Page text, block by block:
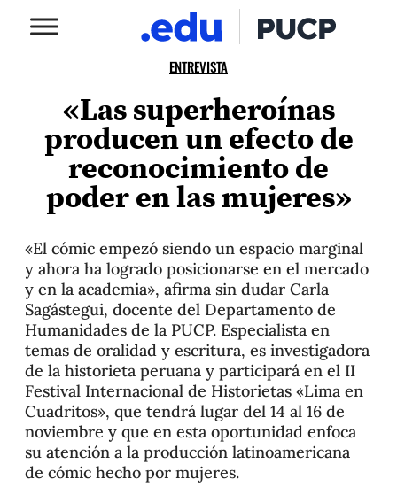
ENTREVISTA
«Las superheroínas
producen un efecto de
reconocimiento de
poder en las mujeres»
«El cómic empezó siendo un espacio marginal
y ahora ha logrado posicionarse en el mercado
y en la academia», afirma sin dudar Carla
Sagástegui, docente del Departamento de
Humanidades de la PUCP. Especialista en
temas de oralidad y escritura, es investigadora
de la historieta peruana y participará en el II
Festival Internacional de Historietas «Lima en
Cuadritos», que tendrá lugar del 14 al 16 de
noviembre y que en esta oportunidad enfoca
su atención a la producción latinoamericana
de cómic hecho por mujeres.